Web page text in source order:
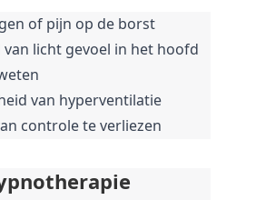
of pijn op de borst
van licht gevoel in het hoofd
van hyperventilatie
controle te verliezen